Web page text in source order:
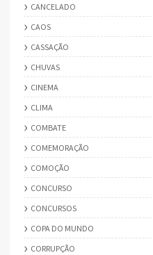
CANCELADO
CAOS
CASSAÇÃO
CHUVAS
CINEMA
CLIMA
COMBATE
COMEMORAÇÃO
COMOÇÃO
CONCURSO
CONCURSOS
COPA DO MUNDO
CORRUPÇÃO